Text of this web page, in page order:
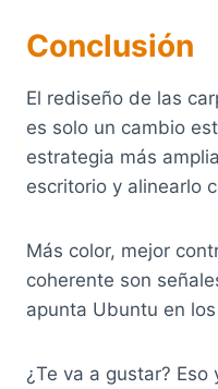
Conclusión
El rediseño de las
es solo un cambio
estrategia más
escritorio y alinearlo
Más color, mejor
coherente son
apunta Ubuntu en
¿Te va a gustar?